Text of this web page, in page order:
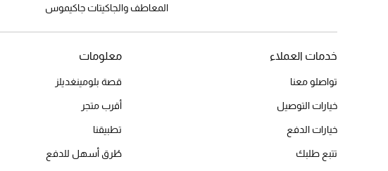
المعاطف والجاكيتات جاكيموس
خدمات العملاء
تواصلو معنا
خيارات التوصيل
خيارات الدفع
تتبع طلبك
معلومات
قصة بلومينغديلز
أقرب متجر
تطبيقنا
طُرق أسهل للدفع